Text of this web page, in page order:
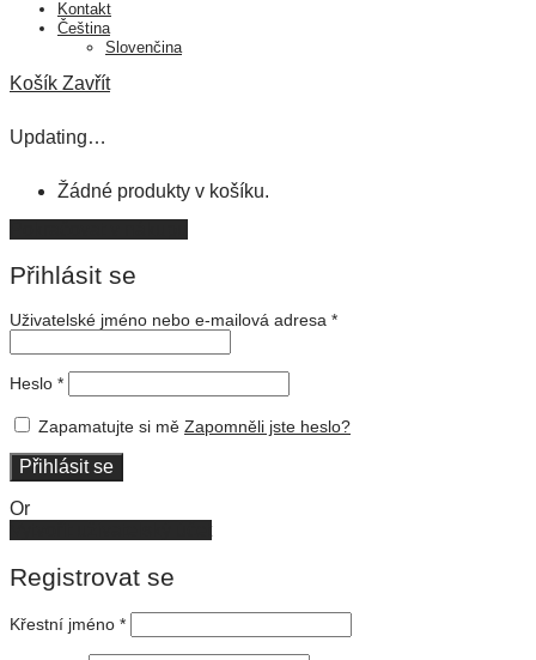
Kontakt
Čeština
Slovenčina
Košík Zavřít
Updating…
Žádné produkty v košíku.
Přihlásit se
Uživatelské jméno nebo e-mailová adresa *
Heslo *
Zapamatujte si mě Zapomněli jste heslo?
Přihlásit se
Or
Registrovat se
Křestní jméno *